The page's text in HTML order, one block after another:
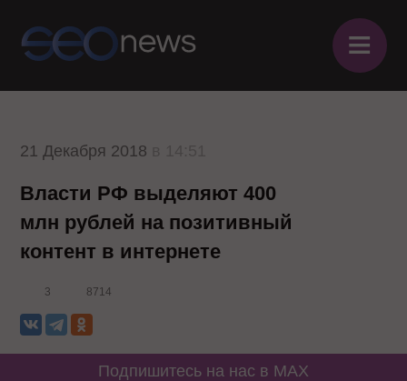
≡
21 Декабря 2018
Власти РФ выделяют 400
млн рублей на позитивный
контент в интернете
3 8714
Подпишитесь на нас в MAX